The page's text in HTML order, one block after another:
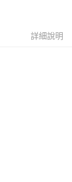
7-11取貨付款［需
詳細說明